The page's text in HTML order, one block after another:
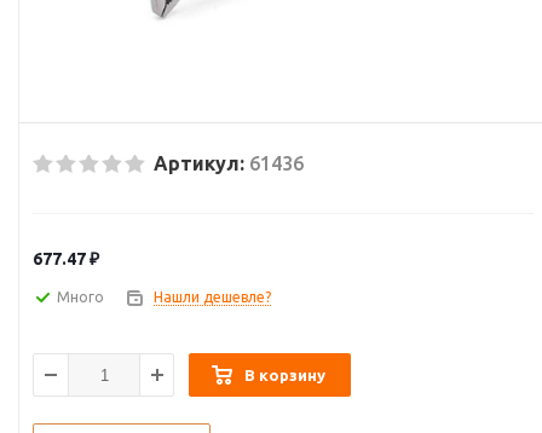
Артикул: 61436
677.47₽
Много Нашли дешевле?
В корзину